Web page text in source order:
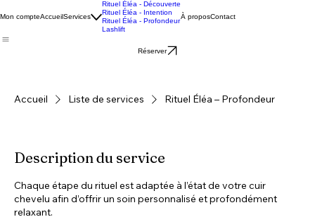
Mon compteAccueilServices
Rituel Éléa - Découverte
Rituel Éléa - Intention
Rituel Éléa - Profondeur
Lashlift
À proposContact
Réserver
Accueil Liste de services Rituel Éléa – Profondeur
Description du service
Chaque étape du rituel est adaptée à l’état de votre cuir
chevelu afin d’offrir un soin personnalisé et profondément
relaxant.